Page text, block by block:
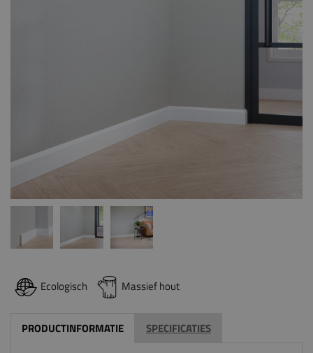
Ecologisch Massief hout
PRODUCTINFORMATIE SPECIFICATIES